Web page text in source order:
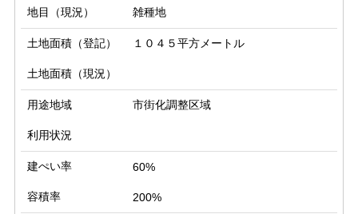
地目（現況） 雑種地
土地面積（登記） １０４５平方メートル
土地面積（現況）
用途地域 市街化調整区域
利用状況
建ぺい率 60%
容積率 200%